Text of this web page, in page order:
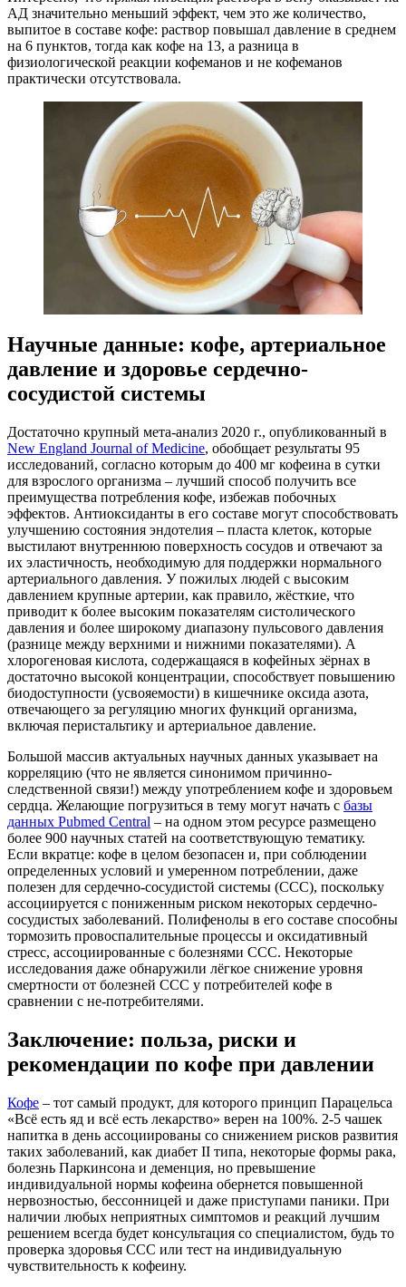
АД значительно меньший эффект, чем это же количество,
выпитое в составе кофе: раствор повышал давление в среднем
на 6 пунктов, тогда как кофе на 13, а разница в
физиологической реакции кофеманов и не кофеманов
практически отсутствовала.
Научные данные: кофе, артериальное
давление и здоровье сердечно-
сосудистой системы
Достаточно крупный мета-анализ 2020 г., опубликованный в
New England Journal of Medicine, обобщает результаты 95
исследований, согласно которым до 400 мг кофеина в сутки
для взрослого организма – лучший способ получить все
преимущества потребления кофе, избежав побочных
эффектов. Антиоксиданты в его составе могут способствовать
улучшению состояния эндотелия – пласта клеток, которые
выстилают внутреннюю поверхность сосудов и отвечают за
их эластичность, необходимую для поддержки нормального
артериального давления. У пожилых людей с высоким
давлением крупные артерии, как правило, жёсткие, что
приводит к более высоким показателям систолического
давления и более широкому диапазону пульсового давления
(разнице между верхними и нижними показателями). А
хлорогеновая кислота, содержащаяся в кофейных зёрнах в
достаточно высокой концентрации, способствует повышению
биодоступности (усвояемости) в кишечнике оксида азота,
отвечающего за регуляцию многих функций организма,
включая перистальтику и артериальное давление.
Большой массив актуальных научных данных указывает на
корреляцию (что не является синонимом причинно-
следственной связи!) между употреблением кофе и здоровьем
сердца. Желающие погрузиться в тему могут начать с базы
данных Pubmed Central – на одном этом ресурсе размещено
более 900 научных статей на соответствующую тематику.
Если вкратце: кофе в целом безопасен и, при соблюдении
определенных условий и умеренном потреблении, даже
полезен для сердечно-сосудистой системы (ССС), поскольку
ассоциируется с пониженным риском некоторых сердечно-
сосудистых заболеваний. Полифенолы в его составе способны
тормозить провоспалительные процессы и оксидативный
стресс, ассоциированные с болезнями ССС. Некоторые
исследования даже обнаружили лёгкое снижение уровня
смертности от болезней ССС у потребителей кофе в
сравнении с не-потребителями.
Заключение: польза, риски и
рекомендации по кофе при давлении
Кофе – тот самый продукт, для которого принцип Парацельса
«Всё есть яд и всё есть лекарство» верен на 100%. 2-5 чашек
напитка в день ассоциированы со снижением рисков развития
таких заболеваний, как диабет II типа, некоторые формы рака,
болезнь Паркинсона и деменция, но превышение
индивидуальной нормы кофеина обернется повышенной
нервозностью, бессонницей и даже приступами паники. При
наличии любых неприятных симптомов и реакций лучшим
решением всегда будет консультация со специалистом, будь то
проверка здоровья ССС или тест на индивидуальную
чувствительность к кофеину.